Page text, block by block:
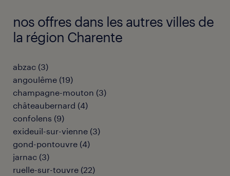
nos offres dans les autres villes de
la région Charente
abzac (3)
angoulême (19)
champagne-mouton (3)
châteaubernard (4)
confolens (9)
exideuil-sur-vienne (3)
gond-pontouvre (4)
jarnac (3)
ruelle-sur-touvre (22)